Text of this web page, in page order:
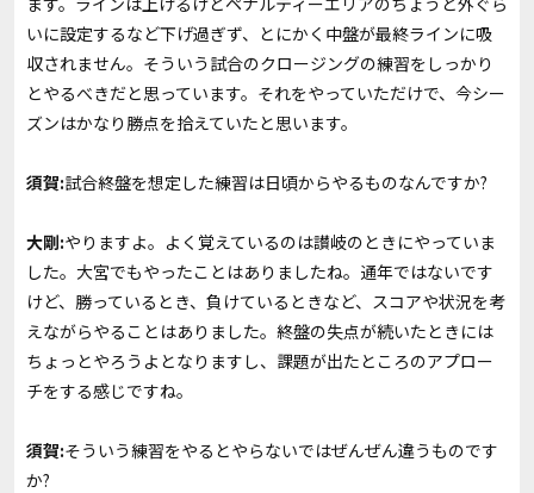
いに設定するなど下げ過ぎず、とにかく中盤が最終ラインに吸
収されません。そういう試合のクロージングの練習をしっかり
とやるべきだと思っています。それをやっていただけで、今シー
ズンはかなり勝点を拾えていたと思います。
須賀:試合終盤を想定した練習は日頃からやるものなんですか?
大剛:やりますよ。よく覚えているのは讃岐のときにやっていま
した。大宮でもやったことはありましたね。通年ではないです
けど、勝っているとき、負けているときなど、スコアや状況を考
えながらやることはありました。終盤の失点が続いたときには
ちょっとやろうよとなりますし、課題が出たところのアプロー
チをする感じですね。
須賀:そういう練習をやるとやらないではぜんぜん違うものです
か?